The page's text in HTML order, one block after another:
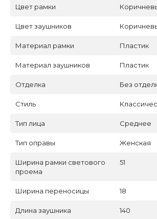
Цвет рамки
Цвет заушников
Материал рамки Пластик
Материал заушников Пластик
Отделка Без
Стиль
Тип лица Среднее
Тип оправы Женская
Ширина рамки светового
проема
51
Ширина переносицы 18
Длина заушника 140